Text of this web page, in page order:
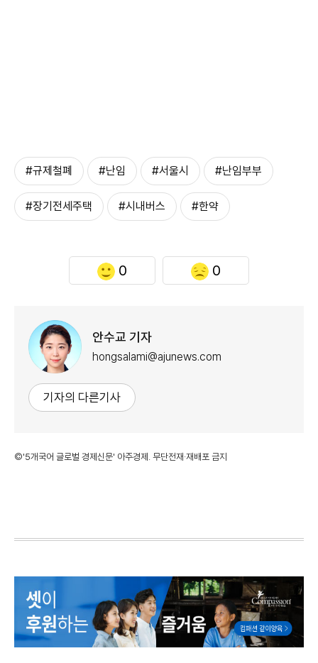
#규제철폐 #난임 #서울시 #난임부부
#장기전세주택 #시내버스 #한약
0 0
안수교 기자
hongsalami@ajunews.com
기자의 다른기사
©'5개국어 글로벌 경제신문' 아주경제. 무단전재·재배포 금지